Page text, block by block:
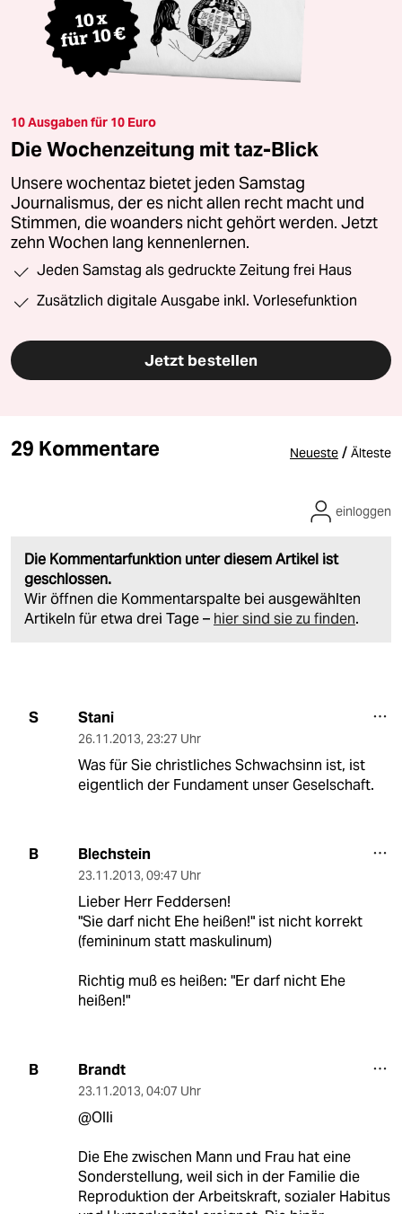
10 Ausgaben für 10 Euro
Die Wochenzeitung mit taz-Blick
Unsere wochentaz bietet jeden Samstag
Journalismus, der es nicht allen recht macht und
Stimmen, die woanders nicht gehört werden. Jetzt
zehn Wochen lang kennenlernen.
Jeden Samstag als gedruckte Zeitung frei Haus
Zusätzlich digitale Ausgabe inkl. Vorlesefunktion
Jetzt bestellen
29 Kommentare Neueste / Älteste
Die Kommentarfunktion unter diesem Artikel ist
geschlossen.
Wir öffnen die Kommentarspalte bei ausgewählten
Artikeln für etwa drei Tage – hier sind sie zu finden.
einloggen
S Stani
26.11.2013, 23:27 Uhr
Was für Sie christliches Schwachsinn ist, ist
eigentlich der Fundament unser Geselschaft.
B Blechstein
23.11.2013, 09:47 Uhr
Lieber Herr Feddersen!
"Sie darf nicht Ehe heißen!" ist nicht korrekt
(femininum statt maskulinum)
Richtig muß es heißen: "Er darf nicht Ehe
heißen!"
B Brandt
23.11.2013, 04:07 Uhr
@Olli
Die Ehe zwischen Mann und Frau hat eine
Sonderstellung, weil sich in der Familie die
Reproduktion der Arbeitskraft, sozialer Habitus